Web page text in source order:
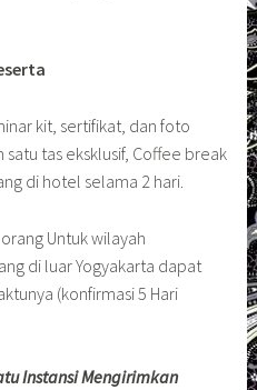
kit, sertifikat, dan foto
tas eksklusif, Coffee break
di hotel selama 2 hari.
Untuk wilayah
di luar Yogyakarta dapat
(konfirmasi 5 Hari
Instansi Mengirimkan